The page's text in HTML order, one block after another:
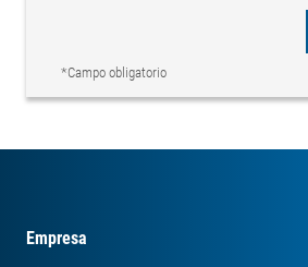
*Campo obligatorio
Empresa